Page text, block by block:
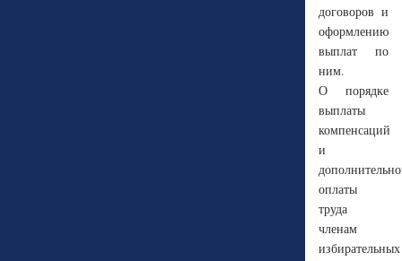
договоров и
оформлению
выплат по
ним.
О порядке
выплаты
компенсаций
и
оплаты
труда
членам
избирательных